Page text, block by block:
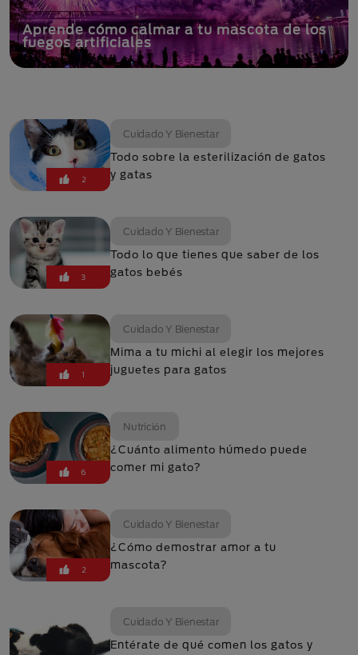
Aprende cómo calmar a tu mascota de los
fuegos artificiales
2
Cuidado Y Bienestar
Todo sobre la esterilización de gatos
y gatas
3
Cuidado Y Bienestar
Todo lo que tienes que saber de los
gatos bebés
1
Cuidado Y Bienestar
Mima a tu michi al elegir los mejores
juguetes para gatos
6
Nutrición
¿Cuánto alimento húmedo puede
comer mi gato?
2
Cuidado Y Bienestar
¿Cómo demostrar amor a tu
mascota?
Cuidado Y Bienestar
Entérate de qué comen los gatos y